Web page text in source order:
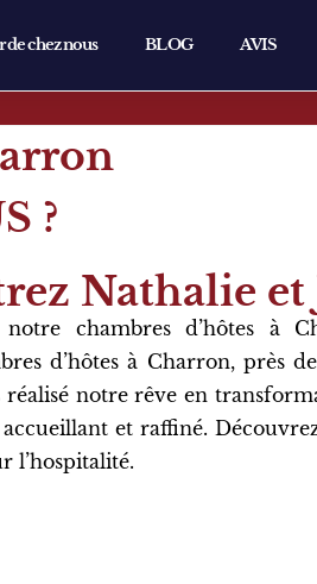
chez nous BLOG AVIS
?
Nathalie et
notre chambres d’hôtes à
d’hôtes à Charron, près
réalisé notre rêve en
et raffiné.
l’hospitalité.